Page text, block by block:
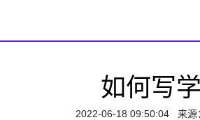
如何写
2022-06-18 09:50:04来源